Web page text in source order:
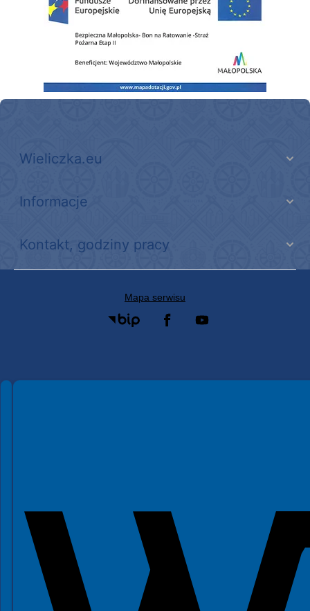
Wieliczka.eu
Informacje
Kontakt, godziny pracy
Mapa serwisu
Spełniamy standardy WCAG 2.2
Spełniamy standardy W3C